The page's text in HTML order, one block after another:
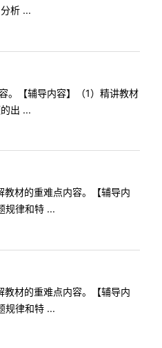
析 ...
。【辅导内容】（1）精讲教材
出 ...
材的重难点内容。【辅导内
规律和特 ...
材的重难点内容。【辅导内
规律和特 ...